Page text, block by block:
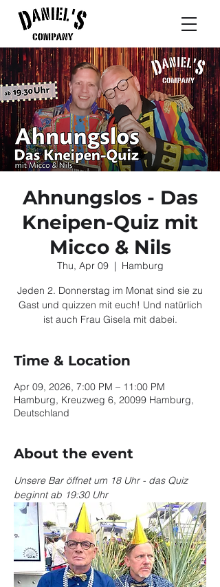
Ahnungslos - Das
Kneipen-Quiz mit
Micco & Nils
Thu, Apr 09
  |
Hamburg
Jeden 2. Donnerstag im Monat sind sie zu
Gast und quizzen mit euch! Und natürlich
ist auch Frau Gisela mit dabei.
Time & Location
Apr 09, 2026, 7:00 PM – 11:00 PM
Hamburg, Kreuzweg 6, 20099 Hamburg,
Deutschland
About the event
Unsere Bar öffnet um 18 Uhr - das Quiz
beginnt ab 19:30 Uhr